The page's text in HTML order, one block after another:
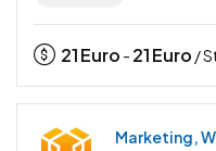
21Euro - 21Euro /
Marketing,